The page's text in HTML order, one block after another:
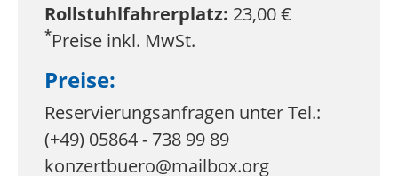
Rollstuhlfahrerplatz: 23,00 €
*Preise inkl. MwSt.
Preise:
Reservierungsanfragen unter Tel.:
(+49) 05864 - 738 99 89
konzertbuero@mailbox.org